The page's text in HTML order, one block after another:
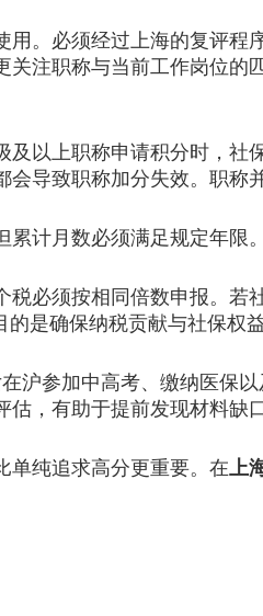
必须经过上海的复评程
注职称与当前工作岗位
上职称申请积分时，社
导致职称加分失效。职称
月数必须满足规定年限
须按相同倍数申报。若
是确保纳税贡献与社保权益
参加中高考、缴纳医保以
，有助于提前发现材料缺口
纯追求高分更重要。在上